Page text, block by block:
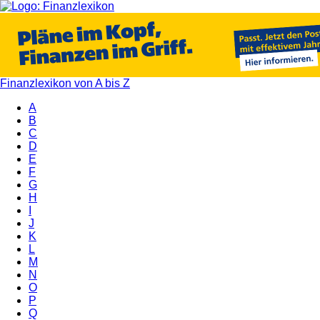
Finanzlexikon von A bis Z
A
B
C
D
E
F
G
H
J
K
L
M
N
O
P
Q